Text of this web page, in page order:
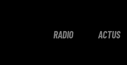
RADIO ACTUS